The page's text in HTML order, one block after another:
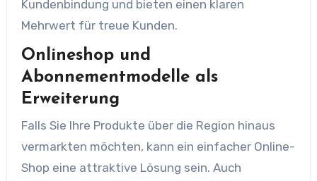
Kundenbindung und bieten einen klaren
Mehrwert für treue Kunden.
Onlineshop und
Abonnementmodelle als
Erweiterung
Falls Sie Ihre Produkte über die Region hinaus
vermarkten möchten, kann ein einfacher Online-
Shop eine attraktive Lösung sein. Auch